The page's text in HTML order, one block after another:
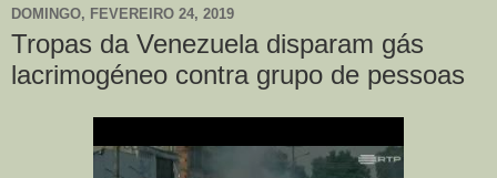
DOMINGO, FEVEREIRO 24, 2019
Tropas da Venezuela disparam gás
lacrimogéneo contra grupo de pessoas